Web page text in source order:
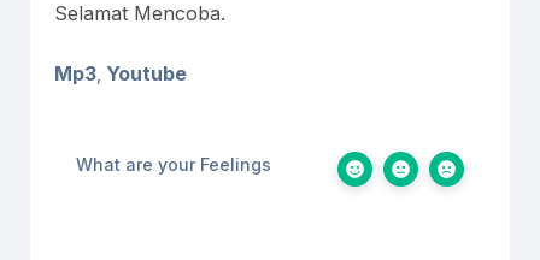
Selamat Mencoba.
Mp3 Youtube
What are your Feelings